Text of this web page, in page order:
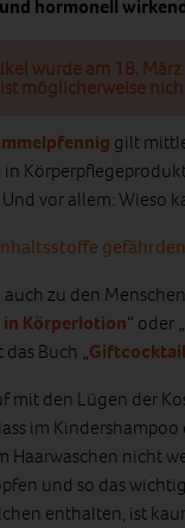
hormonell
wurde am 18.
möglicherweise
gilt
vor allem: Wieso
auch zu den
in Körperlotion“ oder „
Buch „
mit den Lügen der
im
Haarwaschen nicht
und so das
enthalten, ist